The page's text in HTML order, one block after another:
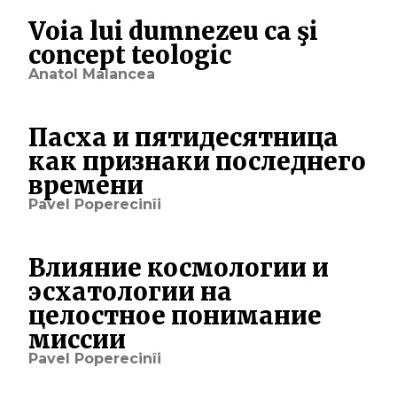
Voia lui dumnezeu ca şi
concept teologic
Anatol Malancea
Пасха и пятидесятница
как признаки последнего
времени
Pavel Poperecinîi
Влияние космологии и
эсхатологии на
целостное понимание
миссии
Pavel Poperecinîi